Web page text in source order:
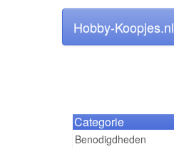
Hobby-Koopjes.nl
Categorie
Benodigdheden